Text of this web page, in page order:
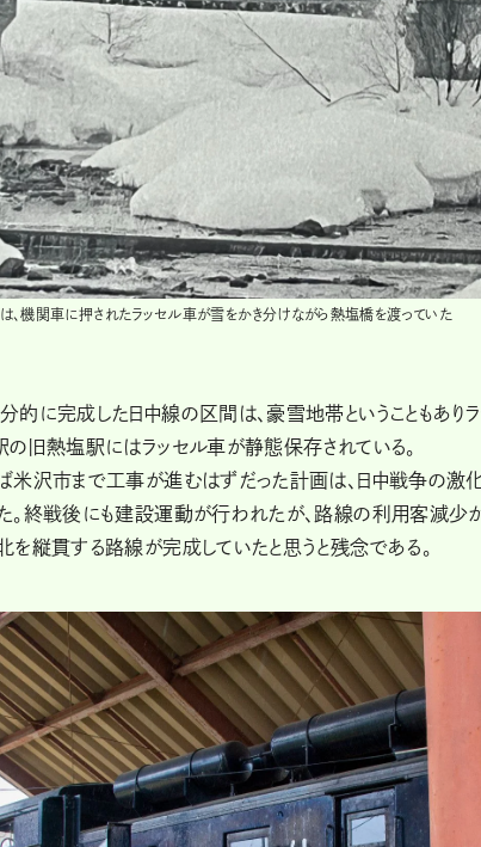
機関車に押されたラッセル車が雪をかき分けながら熱塩橋を渡っていた
的に完成した日中線の区間は、豪雪地帯ということもあり
の旧熱塩駅にはラッセル車が静態保存されている。
米沢市まで工事が進むはずだった計画は、日中戦争の激
。終戦後にも建設運動が行われたが、路線の利用客減少か
を縦貫する路線が完成していたと思うと残念である。